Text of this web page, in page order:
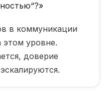
в коммуникации
уровне.
доверие